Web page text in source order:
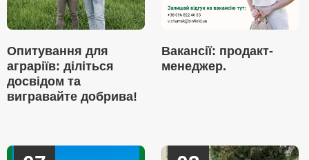
Опитування для
аграріїв: діліться
досвідом та
вигравайте добрива!
Вакансії: продакт-
менеджер.